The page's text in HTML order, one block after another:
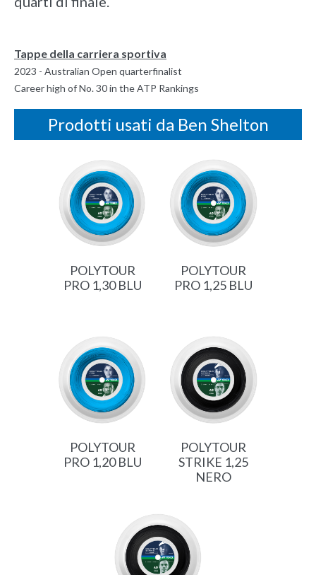
Tappe della carriera sportiva
2023 - Australian Open quarterfinalist
Career high of No. 30 in the ATP Rankings
Prodotti usati da Ben Shelton
POLYTOUR
PRO 1,30 BLU
POLYTOUR
PRO 1,25 BLU
POLYTOUR
PRO 1,20 BLU
POLYTOUR
STRIKE 1,25
NERO